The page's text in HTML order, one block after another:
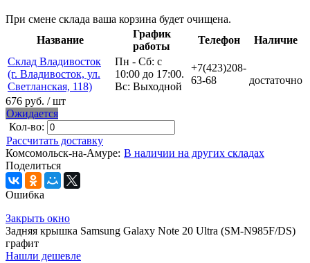
При смене склада ваша корзина будет очищена.
Название
График
работы
Телефон
Наличие
Склад Владивосток
(г. Владивосток, ул.
Светланская, 118)
Пн - Сб: с
10:00 до 17:00.
Вс: Выходной
+7(423)208-
63-68
достаточно
676 руб. / шт
Ожидается
Кол-во:
Рассчитать доставку
Комсомольск-на-Амуре: В наличии на других складах
Поделиться
Ошибка
Закрыть окно
Задняя крышка Samsung Galaxy Note 20 Ultra (SM-N985F/DS)
графит
Нашли дешевле